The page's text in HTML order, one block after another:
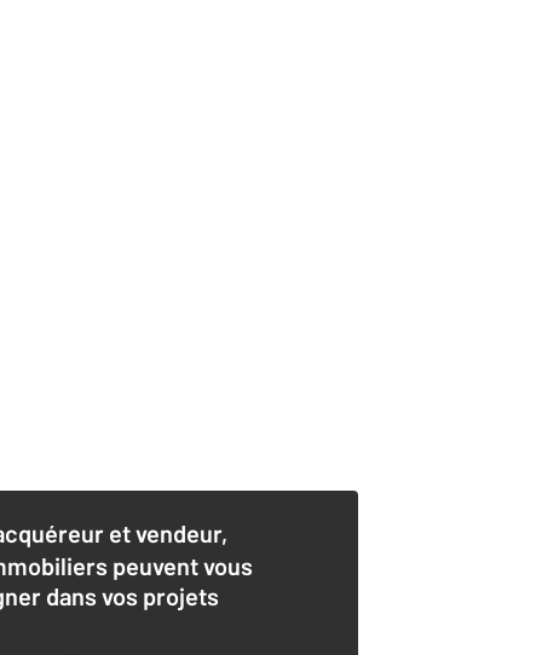
et vendeur,
peuvent vous
dans vos projets